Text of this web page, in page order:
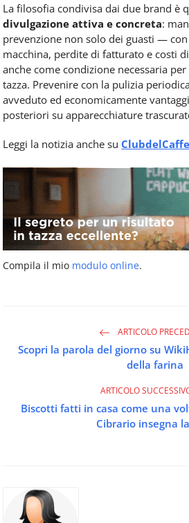
La filosofia condivisa dai due brand è
divulgazione attiva e concreta:
prevenzione non solo dei guasti —
macchina, perdite di fatturato e costi
anche come condizione necessaria
tazza. Prevenire con la pulizia
avveduto ed economicamente
posteriori su apparecchiature
Leggi la notizia anche su
Compila il mio modulo online.
ARTICOLO
Scopri la parola del giorno su
della farina
ARTICOLO
Biscotti fatti in casa come una
Cibrario insegna